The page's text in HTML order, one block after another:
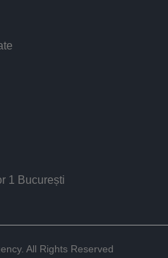
1 București
. All Rights Reserved